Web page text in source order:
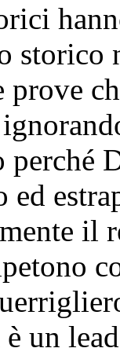
storico
prove
il
un